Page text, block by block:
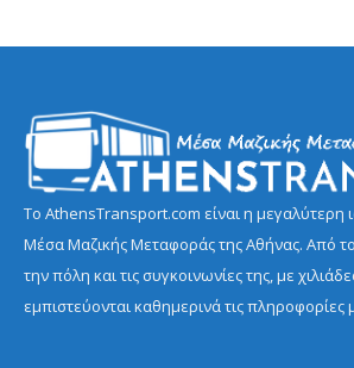
Το AthensTransport.com είναι η μεγαλύτερη
Μέσα Μαζικής Μεταφοράς της Αθήνας. Από
την πόλη και τις συγκοινωνίες της, με
εμπιστεύονται καθημερινά τις πληροφορίες